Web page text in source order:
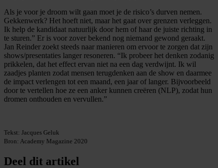
Als je voor je droom wilt gaan moet je de risico’s durven nemen.
Gekkenwerk? Het hoeft niet, maar het gaat over grenzen verleggen.
Ik help de kandidaat natuurlijk door hem of haar de juiste richting in
te sturen.” Er is voor zover bekend nog niemand gewond geraakt.
Jan Reinder zoekt steeds naar manieren om ervoor te zorgen dat zijn
shows/presentaties langer resoneren. “Ik probeer het denken zodanig
prikkelen, dat het effect ervan niet na een dag verdwijnt. Ik wil
zaadjes planten zodat mensen terugdenken aan de show en daarmee
de impact verlengen tot een maand, een jaar of langer. Bijvoorbeeld
door te vertellen hoe ze een anker kunnen creëren (NLP), zodat hun
dromen onthouden en vervullen.”
Tekst: Jacques Geluk
Bron: Academy Magazine 2020
Deel dit artikel